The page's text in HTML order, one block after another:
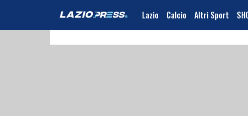
Lazio Calcio Altri Sport